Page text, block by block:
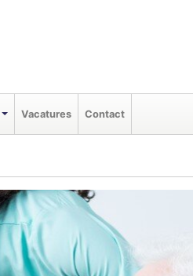
Vacatures Contact